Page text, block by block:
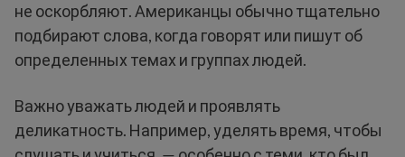
не оскорбляют. Американцы обычно тщательно
подбирают слова, когда говорят или пишут об
определенных темах и группах людей.
Важно уважать людей и проявлять
деликатность. Например, уделять время, чтобы